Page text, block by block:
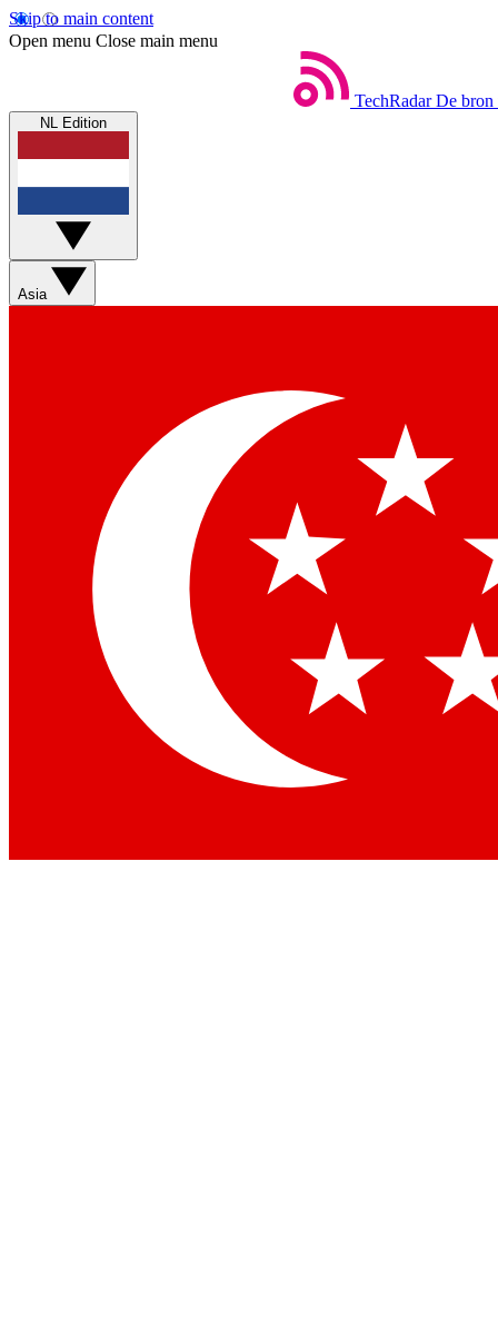
Skip to main content
Open menu Close main menu
TechRadar De bron
NL Edition
Asia